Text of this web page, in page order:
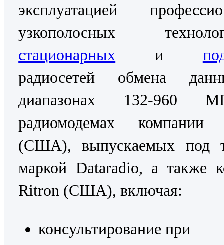
эксплуатацией
узкополосных
стационарных и
радиосетей обмена
диапазонах 132-960
радиомодемах
(США), выпускаемых под
маркой Dataradio, а также
Ritron (США), включая:
консультирование при